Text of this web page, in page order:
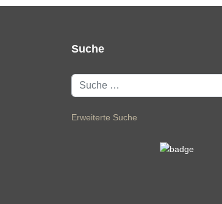
Suche
Suchen
Erweiterte Suche